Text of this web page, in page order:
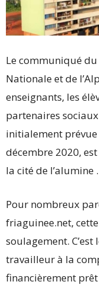
Le communiqué
Nationale et de
enseignants, les
partenaires
initialement
décembre 2020,
la cité de l’alumine .
Pour nombreux
friaguinee.net,
soulagement.
travailleur à la
financièrement